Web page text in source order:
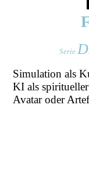
Serie
Simulation als
KI als
Avatar oder